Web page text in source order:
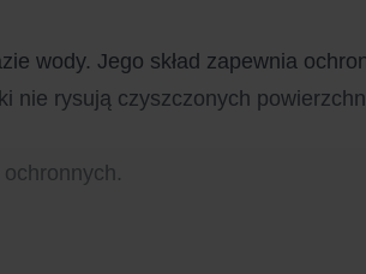
wody. Jego skład zapewnia
rysują czyszczonych